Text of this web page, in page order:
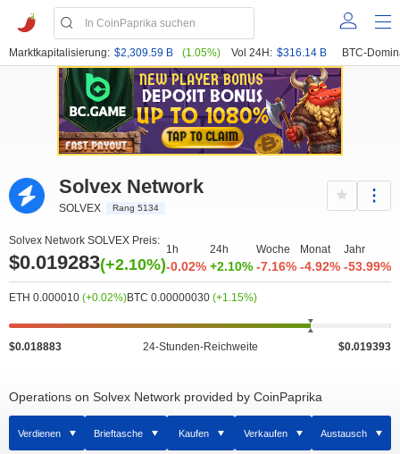
Marktkapitalisierung: $2,309.59 B (1.05%) Vol 24H: $316.14 B BTC-
Solvex Network
SOLVEX Rang 5134
Solvex Network SOLVEX Preis:
$0.019283(+2.10%)
1h
-0.02%
24h
+2.10%
Woche
-7.16%
Monat
-4.92%
Jahr
-53.99%
ETH 0.000010 (+0.02%)BTC 0.00000030 (+1.15%)
$0.018883 24-Stunden-Reichweite $0.019393
Operations on Solvex Network provided by CoinPaprika
Verdienen Brieftasche Kaufen Verkaufen Austausch